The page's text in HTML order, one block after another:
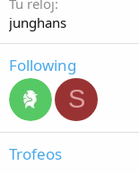
junghans
Following
S
Trofeos